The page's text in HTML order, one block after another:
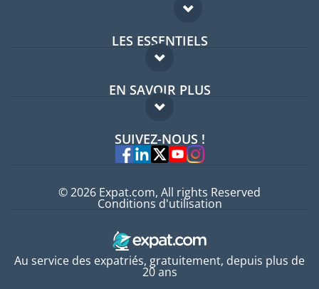
LES ESSENTIELS
Forum expatriés
Guides pays
EN SAVOIR PLUS
FAQ
Experts
SUIVEZ-NOUS !
Au service des expatriés, gratuitement, depuis plus de
20 ans
© 2026 Expat.com, All rights Reserved
Conditions d'utilisation